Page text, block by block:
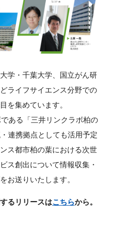
学・千葉大学、国立がん研
ライフサイエンス分野での
を集めています。
ある「三井リンクラボ柏の
連携拠点としても活用予定
ス都市柏の葉における次世
ス創出について情報収集・
お送りいたします。
るリリースはこちらから。